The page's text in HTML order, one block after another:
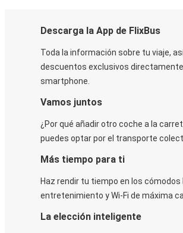
Descarga la App de FlixBus
Toda la información sobre tu viaje,
descuentos exclusivos
smartphone.
Vamos juntos
¿Por qué añadir otro coche a la
puedes optar por el transporte
Más tiempo para ti
Haz rendir tu tiempo en los cómodos
entretenimiento y Wi-Fi de máxima
La elección inteligente